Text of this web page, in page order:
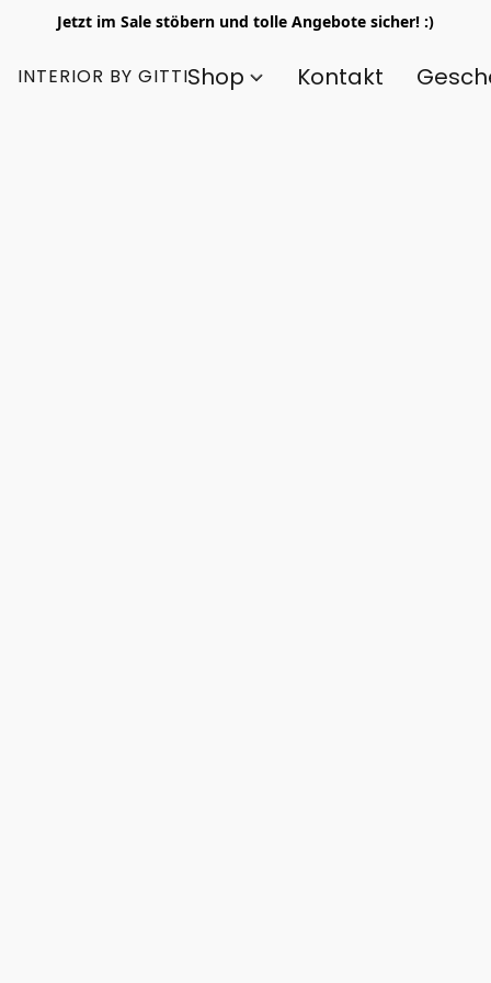
Jetzt im Sale stöbern und tolle Angebote sicher! :)
INTERIOR BY GITTIShop Kontakt